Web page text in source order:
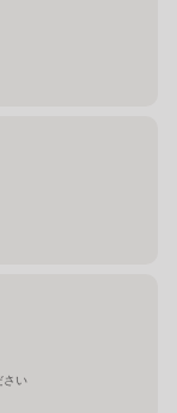
さい